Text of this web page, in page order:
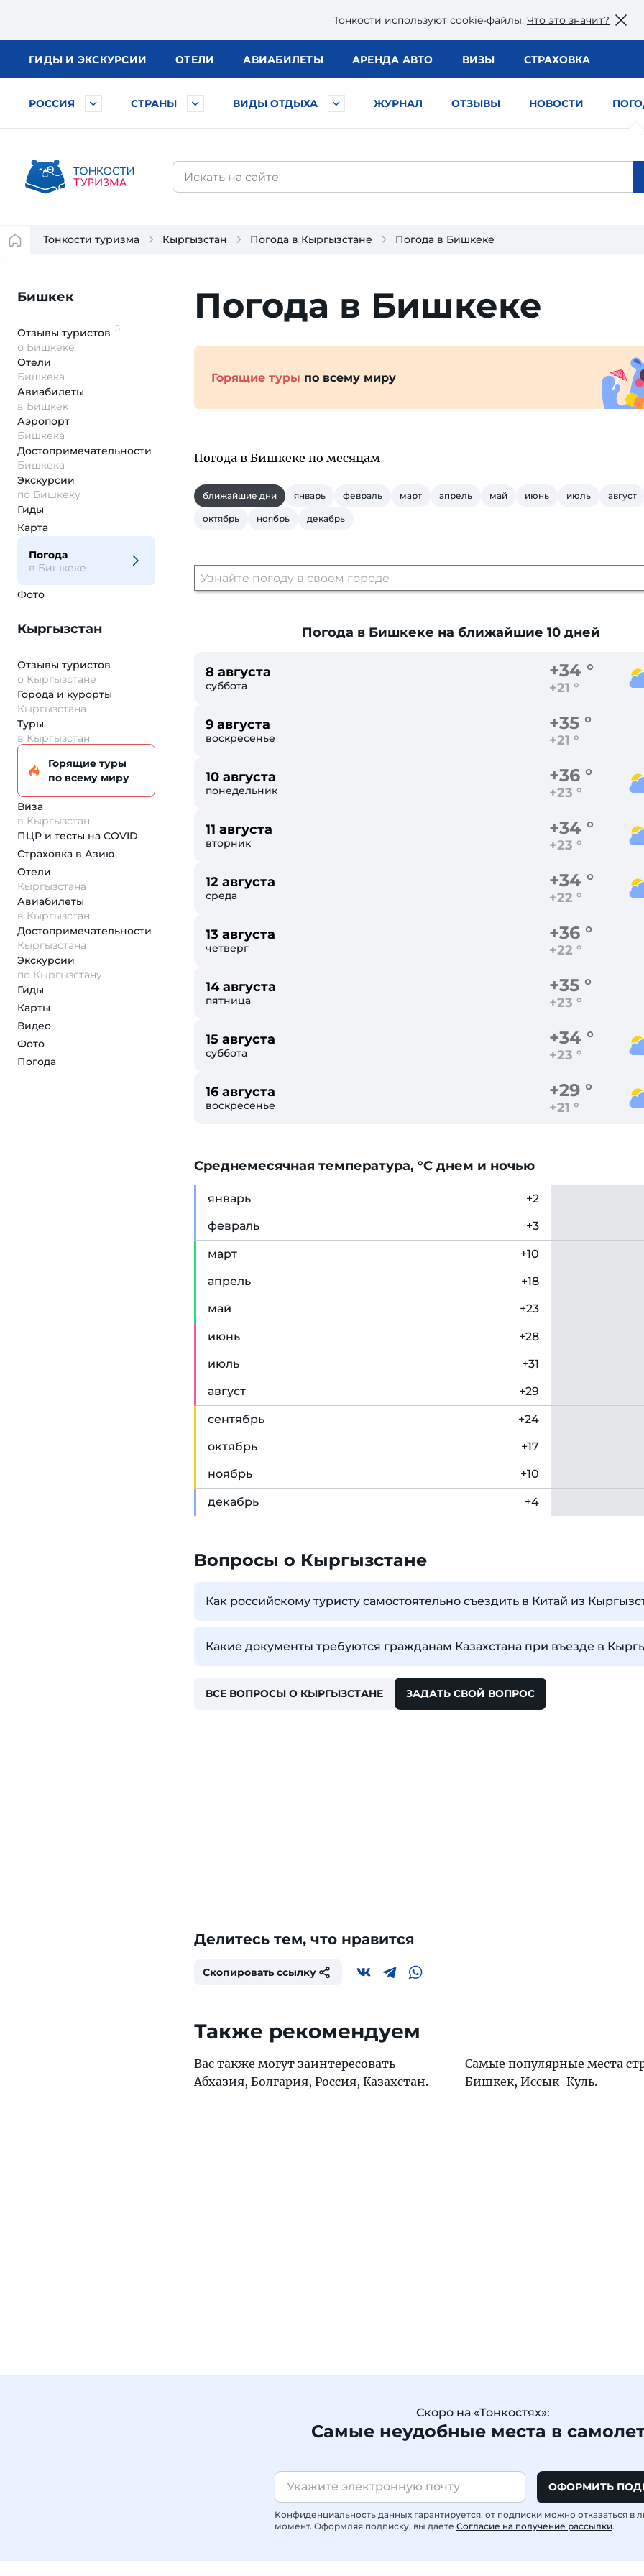
Тонкости используют сookie-файлы. Что это значит?
ГИДЫ И ЭКСКУРСИИ ОТЕЛИ АВИАБИЛЕТЫ АРЕНДА АВТО ВИЗЫ СТРАХОВКА
РОССИЯ СТРАНЫ ВИДЫ ОТДЫХА ЖУРНАЛ ОТЗЫВЫ НОВОСТИ
Тонкости туризма Кыргызстан Погода в Кыргызстане Погода в Бишкеке
Бишкек
Отзывы туристов 5
о Бишкеке
Отели
Бишкека
Авиабилеты
в Бишкек
Аэропорт
Бишкека
Достопримеча­тельности
Бишкека
Экскурсии
по Бишкеку
Гиды
Карта
Погода
в Бишкеке
Фото
Кыргызстан
Отзывы туристов
о Кыргызстане
Города и курорты
Кыргызстана
Туры
в Кыргызстан
Горящие туры
по всему миру
Виза
в Кыргызстан
ПЦР и тесты на COVID
Страховка в Азию
Отели
Кыргызстана
Авиабилеты
в Кыргызстан
Достопримеча­тельности
Кыргызстана
Экскурсии
по Кыргызстану
Гиды
Карты
Видео
Фото
Погода
Погода в Бишкеке
Горящие туры по всему миру
Погода в Бишкеке по месяцам
ближайшие дни январь февраль март апрель май июнь июль август
октябрь ноябрь декабрь
Погода в Бишкеке на ближайшие 10 дней
8 августа
суббота
+34 °
+21 °
9 августа
воскресенье
+35 °
+21 °
10 августа
понедельник
+36 °
+23 °
11 августа
вторник
+34 °
+23 °
12 августа
среда
+34 °
+22 °
13 августа
четверг
+36 °
+22 °
14 августа
пятница
+35 °
+23 °
15 августа
суббота
+34 °
+23 °
16 августа
воскресенье
+29 °
+21 °
Cреднемесячная температура, °C днем и ночью
январь +2
февраль +3
март +10
апрель +18
май
+23
июнь +28
июль +31
август +29
сентябрь +24
октябрь +17
ноябрь +10
декабрь +4
Вопросы о Кыргызстане
Как российскому туристу самостоятельно съездить в Китай из
Какие документы требуются гражданам Казахстана при въезде в
ВСЕ ВОПРОСЫ О КЫРГЫЗСТАНЕ ЗАДАТЬ СВОЙ ВОПРОС
Делитесь тем, что нравится
Скопировать ссылку
Также рекомендуем
Вас также могут заинтересовать
Абхазия, Болгария, Россия, Казахстан.
Самые популярные места
Бишкек, Иссык-Куль.
Скоро на «Тонкостях»:
Самые неудобные места в
ОФОРМИТЬ
Конфиденциальность данных гарантируется, от подписки можно отказаться в
момент. Оформляя подписку, вы даете Согласие на получение рассылки.